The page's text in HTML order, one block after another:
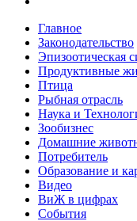
Главное
Законодательство
Эпизоотическая
Продуктивные
Птица
Рыбная отрасль
Наука и
Зообизнес
Домашние
Потребитель
Образование и
Видео
ВиЖ в цифрах
События